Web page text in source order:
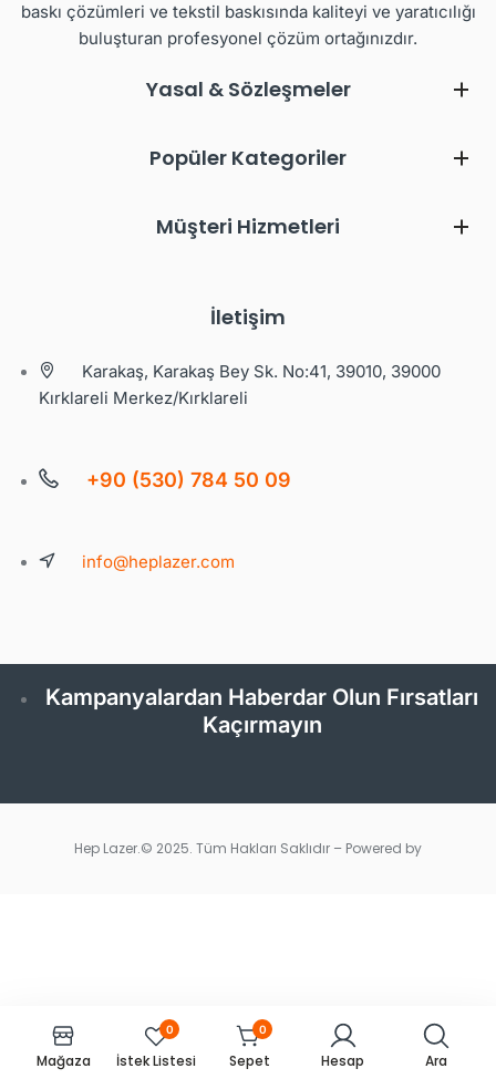
baskı çözümleri ve tekstil baskısında kaliteyi ve yaratıcılığı
buluşturan profesyonel çözüm ortağınızdır.
Yasal & Sözleşmeler
Popüler Kategoriler
Müşteri Hizmetleri
İletişim
Karakaş, Karakaş Bey Sk. No:41, 39010, 39000
Kırklareli Merkez/Kırklareli
+90 (530) 784 50 09
info@heplazer.com
Kampanyalardan Haberdar Olun Fırsatları
Kaçırmayın
Hep Lazer.© 2025. Tüm Hakları Saklıdır – Powered by
Mağaza
0
İstek Listesi
0
Sepet Hesap Ara